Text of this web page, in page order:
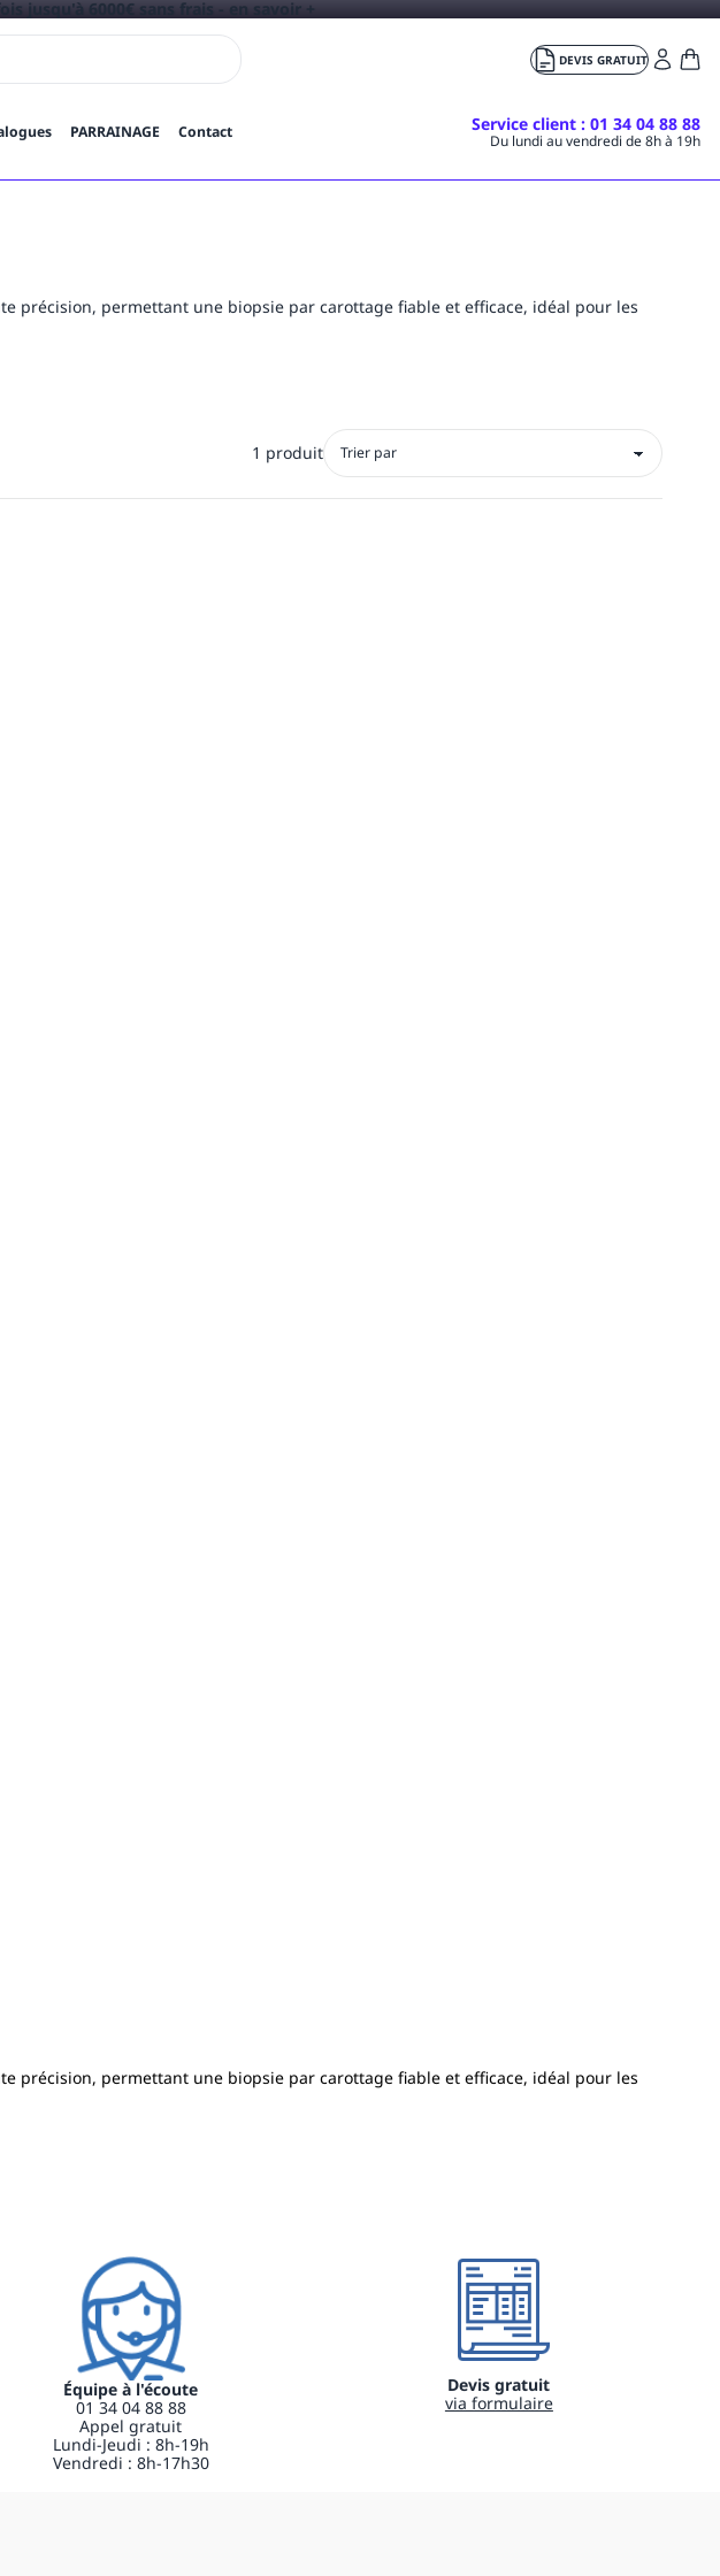
sans frais -en savoir +
DEVIS GRATUIT
PARRAINAGE Contact Service client: 01 34 04 88 88
Du lundi au vendredi de 8h à 19h
précision, permettant une biopsie par carottage fiable et efficace, idéal pour les
1 produit
précision, permettant une biopsie par carottage fiable et efficace, idéal pour les
Équipe à l'écoute
01 34 04 88 88
Appel gratuit
Lundi-Jeudi : 8h-19h
Vendredi : 8h-17h30
Devis gratuit
via formulaire